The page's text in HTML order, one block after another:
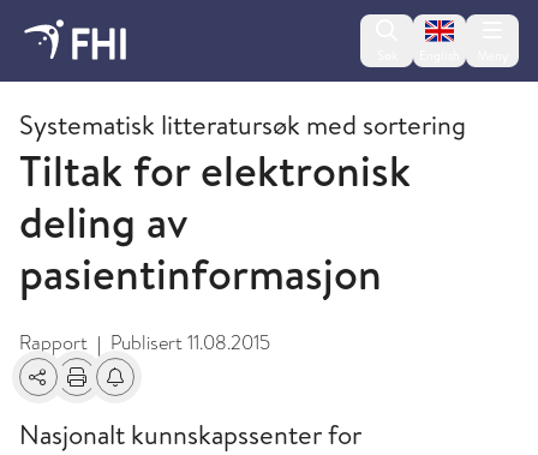
Change
2015 - publikasjoner fra FHI
Systematisk litteratursøk med sortering
Tiltak for elektronisk
deling av
pasientinformasjon
Rapport | Publisert11.08.2015
Del Skriv utFå varsel om endringer
Nasjonalt kunnskapssenter for